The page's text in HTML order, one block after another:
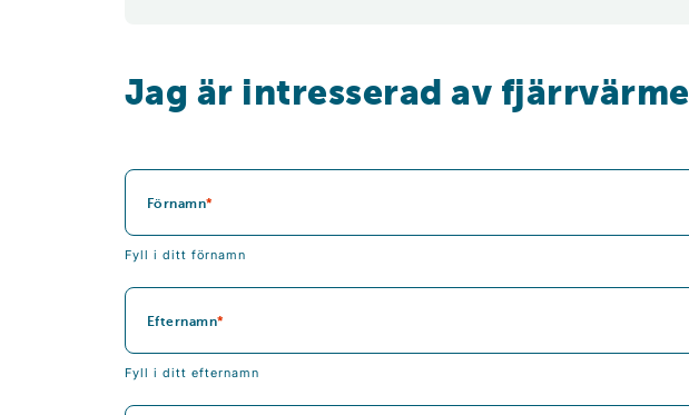
Jag är intresserad av fjärrvärme
Förnamn
Fyll i ditt förnamn
Efternamn
Fyll i ditt efternamn